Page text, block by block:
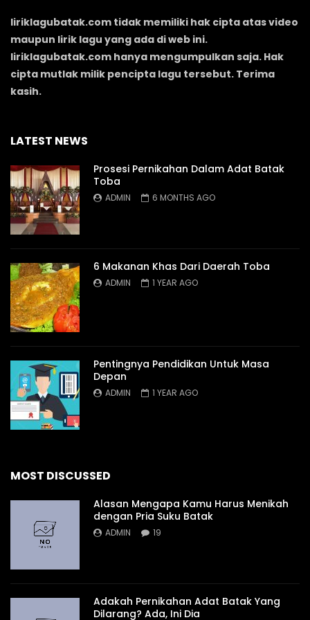
liriklagubatak.com tidak memiliki hak cipta atas video
maupun lirik lagu yang ada di web ini.
liriklagubatak.com hanya mengumpulkan saja. Hak
cipta mutlak milik pencipta lagu tersebut. Terima
kasih.
LATEST NEWS
Prosesi Pernikahan Dalam Adat Batak
Toba
ADMIN 6 MONTHS AGO
6 Makanan Khas Dari Daerah Toba
ADMIN 1 YEAR AGO
Pentingnya Pendidikan Untuk Masa
Depan
ADMIN 1 YEAR AGO
MOST DISCUSSED
Alasan Mengapa Kamu Harus Menikah
dengan Pria Suku Batak
ADMIN 19
Adakah Pernikahan Adat Batak Yang
Dilarang? Ada, Ini Dia